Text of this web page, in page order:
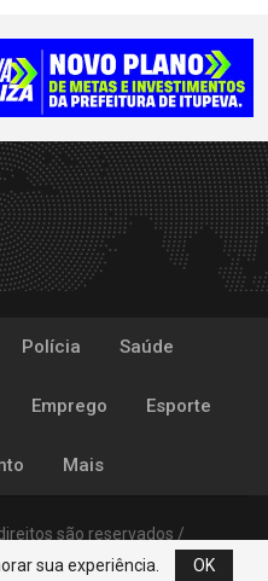
Polícia Saúde
Emprego Esporte
Mais
são reservados /
porPOP
sua experiência. OK